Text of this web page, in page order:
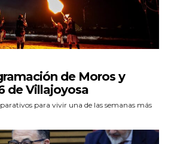
de Moros y
de Villajoyosa
para vivir una de las semanas más